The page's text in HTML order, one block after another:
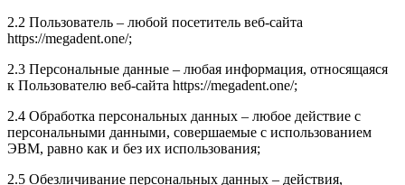
2.2 Пользователь – любой посетитель веб-сайта
https://megadent.one/;
2.3 Персональные данные – любая информация, относящаяся
к Пользователю веб-сайта https://megadent.one/;
2.4 Обработка персональных данных – любое действие с
персональными данными, совершаемые с использованием
ЭВМ, равно как и без их использования;
2.5 Обезличивание персональных данных – действия,